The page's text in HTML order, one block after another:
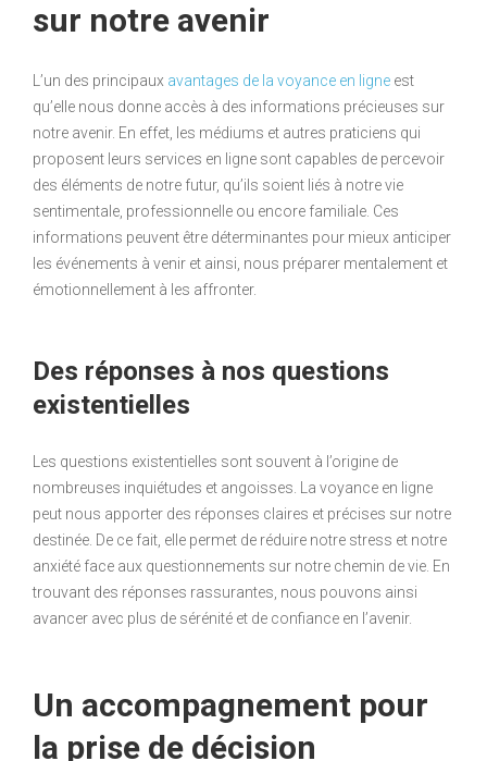
sur notre avenir
L’un des principaux avantages de la voyance en ligne est
qu’elle nous donne accès à des informations précieuses sur
notre avenir. En effet, les médiums et autres praticiens qui
proposent leurs services en ligne sont capables de percevoir
des éléments de notre futur, qu’ils soient liés à notre vie
sentimentale, professionnelle ou encore familiale. Ces
informations peuvent être déterminantes pour mieux anticiper
les événements à venir et ainsi, nous préparer mentalement et
émotionnellement à les affronter.
Des réponses à nos questions
existentielles
Les questions existentielles sont souvent à l’origine de
nombreuses inquiétudes et angoisses. La voyance en ligne
peut nous apporter des réponses claires et précises sur notre
destinée. De ce fait, elle permet de réduire notre stress et notre
anxiété face aux questionnements sur notre chemin de vie. En
trouvant des réponses rassurantes, nous pouvons ainsi
avancer avec plus de sérénité et de confiance en l’avenir.
Un accompagnement pour
la prise de décision